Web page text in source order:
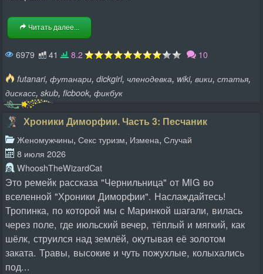
Читать далее...
6979 41 8.2 10
futanari, футанари, dickgirl, членодевка, wiki, вики, статья,
дискасс, skub, ficbook, фикбук
Хроники Диморфии. Часть 3: Песчаник
Женомужчины, Секс туризм, Измена, Случай
8 июля 2026
WhooshTheWizardCat
Это ремейк рассказа "Чернильница" от MIG во
вселенной "Хроники Диморфии". Наслаждайтесь!
Тропинка, по которой мы с Маринкой шагали, вилась
через поле, где июльский вечер, тёплый и мягкий, как
шёлк, струился над землёй, окутывая её золотом
заката. Травы, высокие и чуть пожухлые, колыхались
под...